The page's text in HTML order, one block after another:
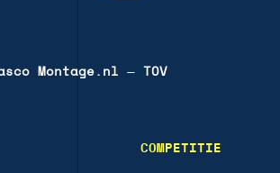
Montage.nl — TOV
COMPETITIE